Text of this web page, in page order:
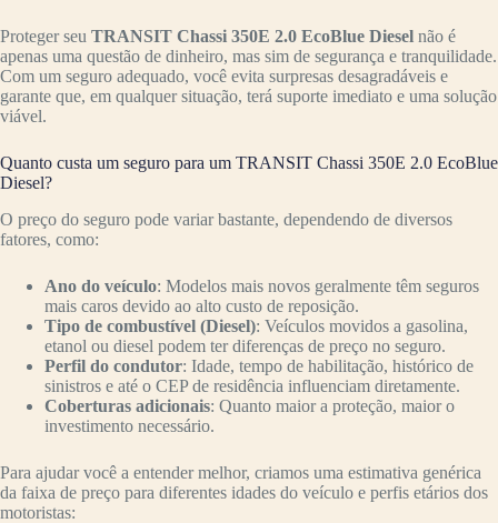
Proteger seu TRANSIT Chassi 350E 2.0 EcoBlue Diesel não é
apenas uma questão de dinheiro, mas sim de segurança e tranquilidade.
Com um seguro adequado, você evita surpresas desagradáveis e
garante que, em qualquer situação, terá suporte imediato e uma solução
viável.
Quanto custa um seguro para um TRANSIT Chassi 350E 2.0 EcoBlue
Diesel?
O preço do seguro pode variar bastante, dependendo de diversos
fatores, como:
Ano do veículo: Modelos mais novos geralmente têm seguros
mais caros devido ao alto custo de reposição.
Tipo de combustível (Diesel): Veículos movidos a gasolina,
etanol ou diesel podem ter diferenças de preço no seguro.
Perfil do condutor: Idade, tempo de habilitação, histórico de
sinistros e até o CEP de residência influenciam diretamente.
Coberturas adicionais: Quanto maior a proteção, maior o
investimento necessário.
Para ajudar você a entender melhor, criamos uma estimativa genérica
da faixa de preço para diferentes idades do veículo e perfis etários dos
motoristas: